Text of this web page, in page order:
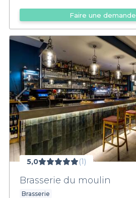
Faire une demande
5,0 (1)
Brasserie du moulin
Brasserie